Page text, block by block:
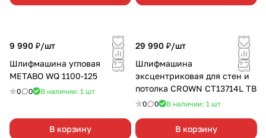
9 990 ₽/шт
Шлифмашина угловая
METABO WQ 1100-125
0 0 В наличии: 1 шт
В корзину
29 990 ₽/шт
Шлифмашина
эксцентриковая для стен и
потолка CROWN CT13714L TB
0 0 В наличии: 1 шт
В корзину